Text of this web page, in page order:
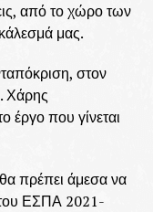
από το χώρο των
μας.
στον
Χάρης
έργο που γίνεται
πρέπει άμεσα να
του ΕΣΠΑ 2021-